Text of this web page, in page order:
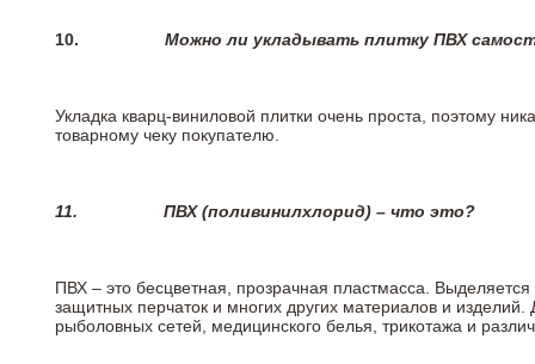
10. Можно ли укладывать плитку ПВХ
Укладка кварц-виниловой плитки очень проста, поэтому
товарному чеку покупателю.
11. ПВХ (поливинилхлорид) – что это?
ПВХ – это бесцветная, прозрачная пластмасса.
защитных перчаток и многих других материалов и
рыболовных сетей, медицинского белья, трикотажа и